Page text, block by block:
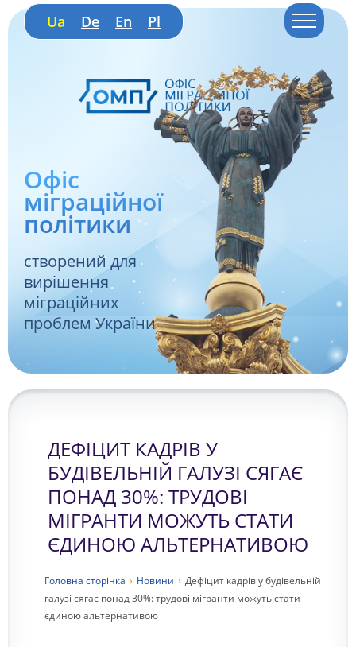
Ua De En Pl
Офіс
міграційної
політики
створений для
вирішення
міграційних
проблем України
ДЕФІЦИТ КАДРІВ У
БУДІВЕЛЬНІЙ ГАЛУЗІ СЯГАЄ
ПОНАД 30%: ТРУДОВІ
МІГРАНТИ МОЖУТЬ СТАТИ
ЄДИНОЮ АЛЬТЕРНАТИВОЮ
Головна сторiнка › Новини › Дефіцит кадрів у будівельній
галузі сягає понад 30%: трудові мігранти можуть стати
єдиною альтернативою